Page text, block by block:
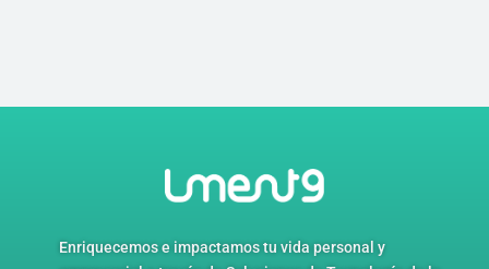
Enriquecemos e impactamos tu vida personal y